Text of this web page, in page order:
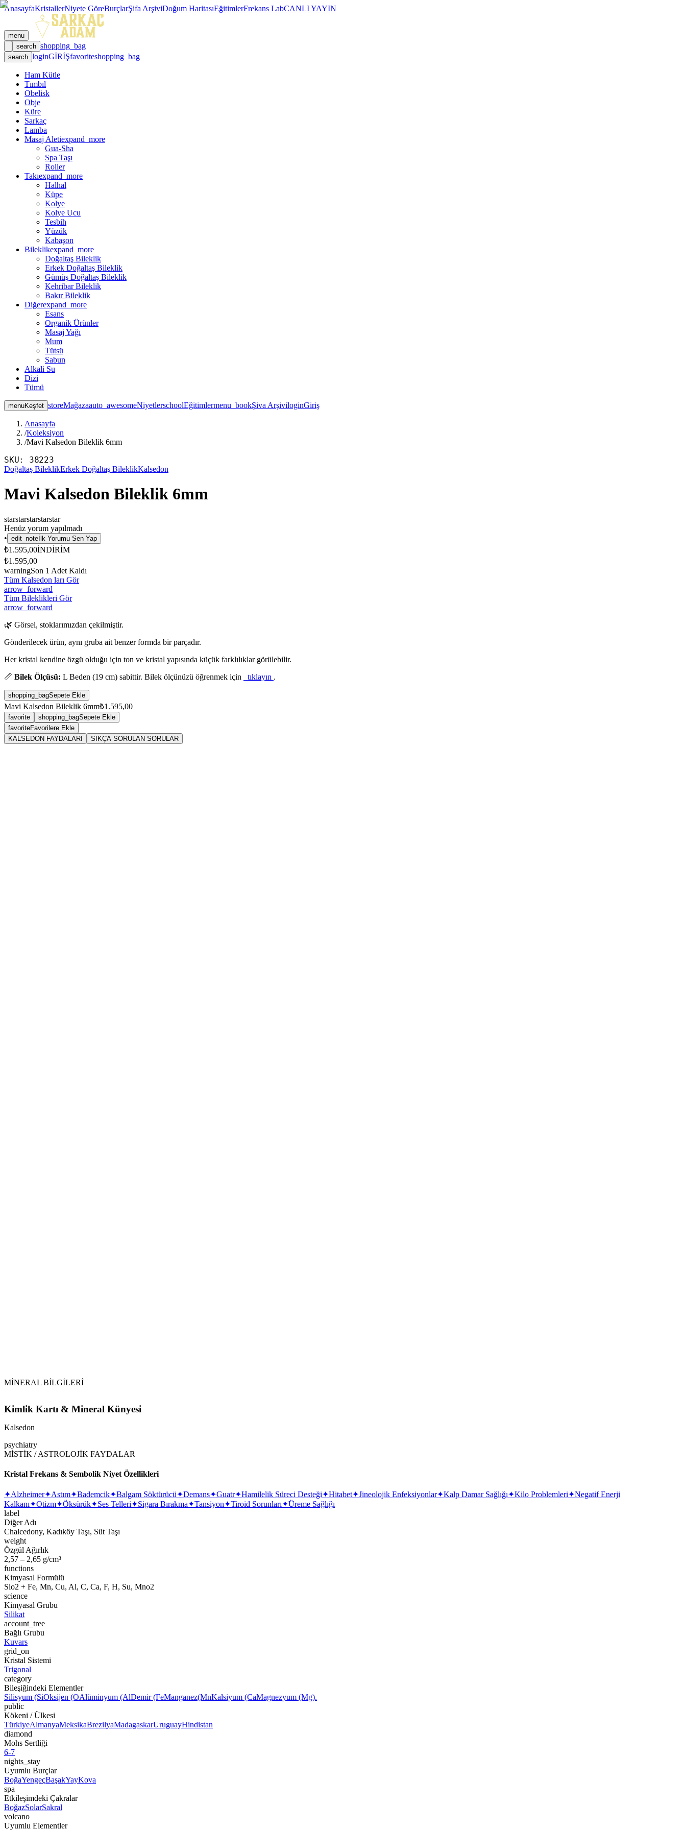
AnasayfaKristallerNiyete GöreBurçlarŞifa ArşiviDoğum HaritasıEğitimlerFrekans LabCANLI YAYIN
menu
search shopping_bag
search loginGİRİŞfavoriteshopping_bag
Ham Kütle
Tımbıl
Obelisk
Obje
Küre
Sarkaç
Lamba
Masaj Aletiexpand_more
Gua-Sha
Spa Taşı
Roller
Takıexpand_more
Halhal
Küpe
Kolye
Kolye Ucu
Tesbih
Yüzük
Kabaşon
Bileklikexpand_more
Doğaltaş Bileklik
Erkek Doğaltaş Bileklik
Gümüş Doğaltaş Bileklik
Kehribar Bileklik
Bakır Bileklik
Diğerexpand_more
Esans
Organik Ürünler
Masaj Yağı
Mum
Tütsü
Sabun
Alkali Su
Dizi
Tümü
menuKeşfet storeMağazaauto_awesomeNiyetlerschoolEğitimlermenu_bookŞiva ArşiviloginGiriş
Anasayfa
/Koleksiyon
/Mavi Kalsedon Bileklik 6mm
SKU: 38223
Doğaltaş BileklikErkek Doğaltaş BileklikKalsedon
Mavi Kalsedon Bileklik 6mm
starstarstarstarstar
Henüz yorum yapılmadı
• edit_note İlk Yorumu Sen Yap
₺1.595,00İNDİRİM
₺1.595,00
warningSon 1 Adet Kaldı
Tüm Kalsedon ları Gör
arrow_forward
Tüm Bileklikleri Gör
arrow_forward
🌿 Görsel, stoklarımızdan çekilmiştir.
Gönderilecek ürün, aynı gruba ait benzer formda bir parçadır.
Her kristal kendine özgü olduğu için ton ve kristal yapısında küçük farklılıklar görülebilir.
📏 Bilek Ölçüsü: L Beden (19 cm) sabittir. Bilek ölçünüzü öğrenmek için tıklayın .
shopping_bagSepete Ekle
Mavi Kalsedon Bileklik 6mm₺1.595,00
favorite shopping_bagSepete Ekle
favoriteFavorilere Ekle
KALSEDON FAYDALARI
SIKÇA SORULAN SORULAR
MİNERAL BİLGİLERİ
Kimlik Kartı & Mineral Künyesi
Kalsedon
psychiatry
MİSTİK / ASTROLOJİK FAYDALAR
Kristal Frekans & Sembolik Niyet Özellikleri
✦Alzheimer✦Astım✦Bademcik✦Balgam Söktürücü✦Demans✦Guatr✦Hamilelik Süreci Desteği✦Hitabet✦Jineolojik Enfeksiyonlar✦Kalp Damar Sağlığı✦Kilo Problemleri✦Negatif Enerji
Kalkanı✦Otizm✦Öksürük✦Ses Telleri✦Sigara Bırakma✦Tansiyon✦Tiroid Sorunları✦Üreme Sağlığı
label
Diğer Adı
Chalcedony, Kadıköy Taşı, Süt Taşı
weight
Özgül Ağırlık
2,57 – 2,65 g/cm³
functions
Kimyasal Formülü
Sio2 + Fe, Mn, Cu, Al, C, Ca, F, H, Su, Mno2
science
Kimyasal Grubu
Silikat
account_tree
Bağlı Grubu
Kuvars
grid_on
Kristal Sistemi
Trigonal
category
Bileşiğindeki Elementler
Silisyum (SiOksijen (OAlüminyum (AlDemir (FeManganez(MnKalsiyum (CaMagnezyum (Mg).
public
Kökeni / Ülkesi
TürkiyeAlmanyaMeksikaBrezilyaMadagaskarUruguayHindistan
diamond
Mohs Sertliği
6-7
nights_stay
Uyumlu Burçlar
BoğaYengeçBaşakYayKova
spa
Etkileşimdeki Çakralar
BoğazSolarSakral
volcano
Uyumlu Elementler